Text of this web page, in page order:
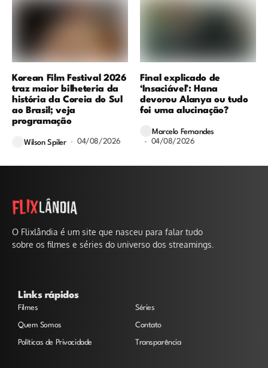
Korean Film Festival 2026
traz maior bilheteria da
história da Coreia do Sul
ao Brasil; veja
programação
Wilson Spiler 04/08/2026
Final explicado de
‘Insaciável’: Hana
devorou Alanya ou tudo
foi uma alucinação?
Marcelo Fernandes
04/08/2026
O Flixlândia é um site que nasceu para falar tudo
sobre os filmes e séries do universo dos streamings.
Links rápidos
Filmes Séries
Quem Somos Contato
Políticas de Privacidade Transparência